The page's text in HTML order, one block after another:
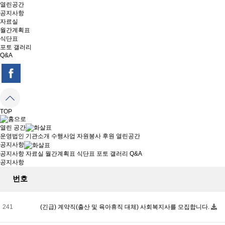
열린공간
공지사항
자료실
월간계획표
식단표
포토 갤러리
Q&A
TOP
열린 공간
운영법인 기관소개 수행사업 자원봉사 후원 열린공간
공지사항
공지사항 자료실 월간계획표 식단표 포토 갤러리 Q&A
공지사항
번호
241 (긴급) 계약직(출산 및 육아휴직 대체) 사회복지사를 모집합니다.